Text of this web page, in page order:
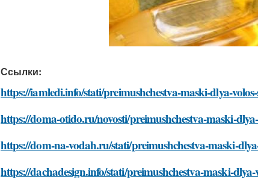
Ссылки:
https://iamledi.info/stati/preimushchestva-maski-dlya-
https://doma-otido.ru/novosti/preimushchestva-maski-
https://dom-na-vodah.ru/stati/preimushchestva-maski-
https://dachadesign.info/stati/preimushchestva-maski-